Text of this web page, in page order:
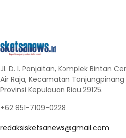
Jl. D. I. Panjaitan, Komplek Bintan
Air Raja, Kecamatan
Provinsi Kepulauan Riau.29125.
+62 851-7109-0228
redaksisketsanews@gmail.com